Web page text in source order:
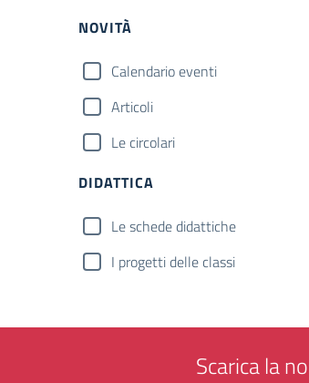
NOVITÀ
Calendario eventi
Articoli
Le circolari
DIDATTICA
Le schede didattiche
I progetti delle classi
Scarica la